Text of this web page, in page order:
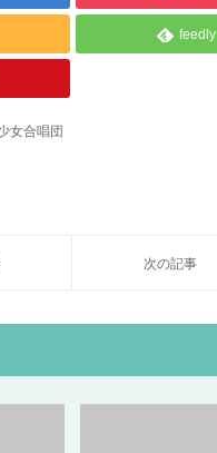
feedly
女合唱団